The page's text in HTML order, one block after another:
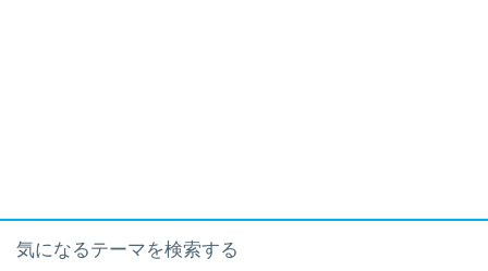
気になるテーマを検索する